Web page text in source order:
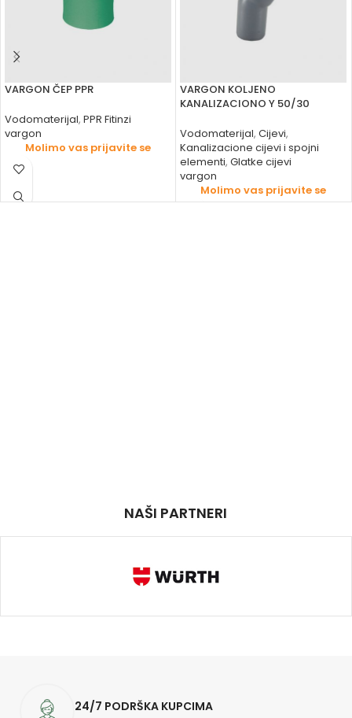
VARGON ČEP PPR
Vodomaterijal, PPR Fitinzi
vargon
Molimo vas prijavite se
VARGON KOLJENO
KANALIZACIONO Y 50/30
Vodomaterijal, Cijevi,
Kanalizacione cijevi i spojni
elementi, Glatke cijevi
vargon
Molimo vas prijavite se
NAŠI PARTNERI
24/7 PODRŠKA KUPCIMA